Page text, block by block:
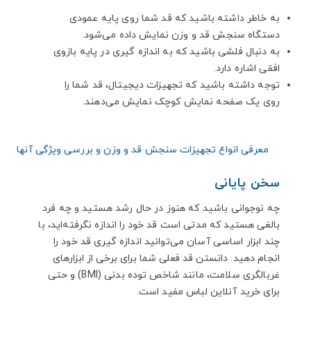
به خاطر داشته باشید که قد شما روی پایه عمودی
دستگاه سنجش قد و وزن نمایش داده می‌شود.
به دنبال فلشی باشید که به اندازه گیری در پایه بازوی
افقی اشاره دارد.
توجه داشته باشید که تجهیزات دیجیتال، قد شما را
روی یک صفحه نمایش کوچک نمایش می‌دهند.
معرفی انواع تجهیزات سنجش قد و وزن و بررسی ویژگی آنها
سخن پایانی
چه نوجوانی باشید که هنوز در حال رشد هستید و چه فرد
بالغی هستید که مدتی است قد خود را اندازه نگرفته‌اید، با
چند ابزار اساسی آسان می‌توانید اندازه گیری قد خود را
انجام دهید. دانستن قد فعلی شما برای برخی از ابزارهای
غربالگری سلامت، مانند شاخص توده بدنی (BMI) و حتی
برای خرید آنلاین لباس مفید است.